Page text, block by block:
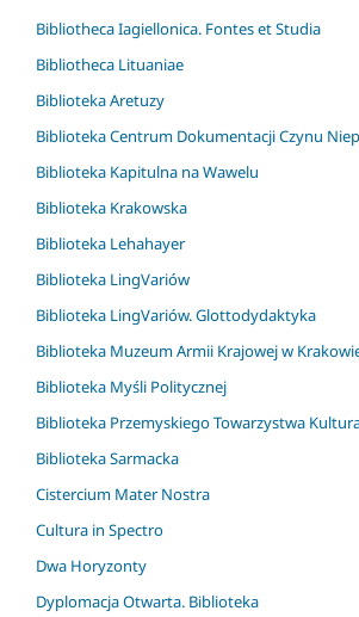
Bibliotheca Iagiellonica. Fontes et Studia
Bibliotheca Lituaniae
Biblioteka Aretuzy
Biblioteka Centrum Dokumentacji Czynu
Biblioteka Kapitulna na Wawelu
Biblioteka Krakowska
Biblioteka Lehahayer
Biblioteka LingVariów
Biblioteka LingVariów. Glottodydaktyka
Biblioteka Muzeum Armii Krajowej w
Biblioteka Myśli Politycznej
Biblioteka Przemyskiego Towarzystwa
Biblioteka Sarmacka
Cistercium Mater Nostra
Cultura in Spectro
Dwa Horyzonty
Dyplomacja Otwarta. Biblioteka